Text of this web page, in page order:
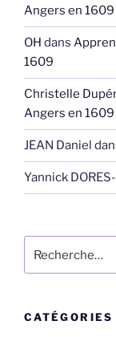
Angers en 1609
OH dans
1609
Christelle
Angers en 1609
JEAN Daniel
Yannick
pour
CATÉGORIES